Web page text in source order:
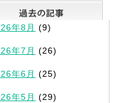
事一覧
年8月 (9)
年7月 (26)
年6月 (25)
年5月 (29)